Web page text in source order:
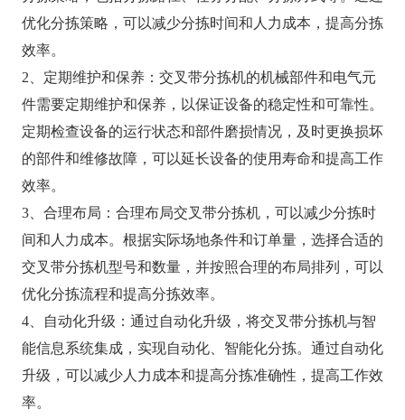
优化分拣策略，可以减少分拣时间和人力成本，提高分拣
效率。
2、定期维护和保养：交叉带分拣机的机械部件和电气元
件需要定期维护和保养，以保证设备的稳定性和可靠性。
定期检查设备的运行状态和部件磨损情况，及时更换损坏
的部件和维修故障，可以延长设备的使用寿命和提高工作
效率。
3、合理布局：合理布局交叉带分拣机，可以减少分拣时
间和人力成本。根据实际场地条件和订单量，选择合适的
交叉带分拣机型号和数量，并按照合理的布局排列，可以
优化分拣流程和提高分拣效率。
4、自动化升级：通过自动化升级，将交叉带分拣机与智
能信息系统集成，实现自动化、智能化分拣。通过自动化
升级，可以减少人力成本和提高分拣准确性，提高工作效
率。